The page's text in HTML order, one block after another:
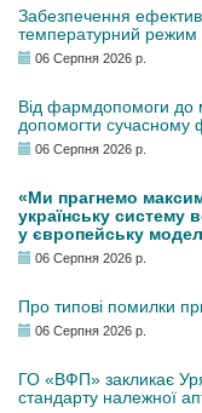
Забезпечення
температурний режим
06 Серпня 2026 р.
Від фармдопомоги
допомогти сучасному
06 Серпня 2026 р.
«Ми прагнемо
українську систему
у європейську
06 Серпня 2026 р.
Про типові помилки
06 Серпня 2026 р.
ГО «ВФП» закликає
стандарту належної